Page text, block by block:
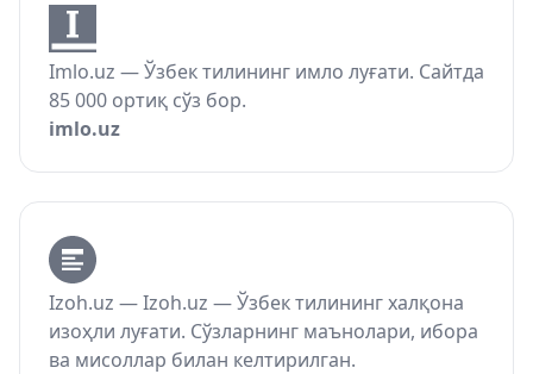
Imlo.uz — Ўзбек тилининг имло луғати. Сайтда
85 000 ортиқ сўз бор.
imlo.uz
Izoh.uz — Izoh.uz — Ўзбек тилининг халқона
изоҳли луғати. Сўзларнинг маънолари, ибора
ва мисоллар билан келтирилган.